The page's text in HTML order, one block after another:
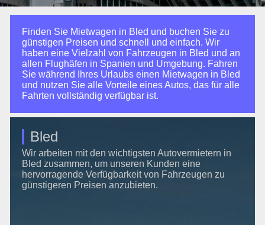
Finden Sie Mietwagen in Bled und buchen Sie zu
günstigen Preisen und schnell und einfach. Wir
haben eine Vielzahl von Fahrzeugen in Bled und an
allen Flughäfen in Spanien und Umgebung. Fahren
Sie während Ihres Urlaubs einen Mietwagen in Bled
und nutzen Sie alle Vorteile eines Autos, das für alle
Fahrten vollständig verfügbar ist.
Bled
Wir arbeiten mit den wichtigsten Autovermietern in
Bled zusammen, um unseren Kunden eine
hervorragende Verfügbarkeit von Fahrzeugen zu
günstigeren Preisen anzubieten.